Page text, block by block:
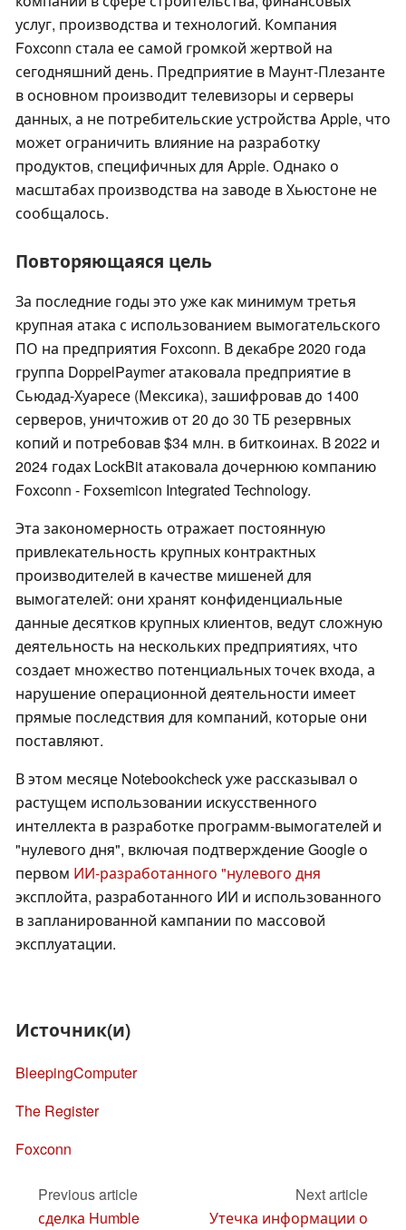
услуг, производства и технологий. Компания
Foxconn стала ее самой громкой жертвой на
сегодняшний день. Предприятие в Маунт-Плезанте
в основном производит телевизоры и серверы
данных, а не потребительские устройства Apple, что
может ограничить влияние на разработку
продуктов, специфичных для Apple. Однако о
масштабах производства на заводе в Хьюстоне не
сообщалось.
Повторяющаяся цель
За последние годы это уже как минимум третья
крупная атака с использованием вымогательского
ПО на предприятия Foxconn. В декабре 2020 года
группа DoppelPaymer атаковала предприятие в
Сьюдад-Хуаресе (Мексика), зашифровав до 1400
серверов, уничтожив от 20 до 30 ТБ резервных
копий и потребовав $34 млн. в биткоинах. В 2022 и
2024 годах LockBit атаковала дочернюю компанию
Foxconn - Foxsemicon Integrated Technology.
Эта закономерность отражает постоянную
привлекательность крупных контрактных
производителей в качестве мишеней для
вымогателей: они хранят конфиденциальные
данные десятков крупных клиентов, ведут сложную
деятельность на нескольких предприятиях, что
создает множество потенциальных точек входа, а
нарушение операционной деятельности имеет
прямые последствия для компаний, которые они
поставляют.
В этом месяце Notebookcheck уже рассказывал о
растущем использовании искусственного
интеллекта в разработке программ-вымогателей и
"нулевого дня", включая подтверждение Google о
первом ИИ-разработанного "нулевого дня
эксплойта, разработанного ИИ и использованного
в запланированной кампании по массовой
эксплуатации.
Источник(и)
BleepingComputer
The Register
Foxconn
Previous article
сделка Humble
Next article
Утечка информации о